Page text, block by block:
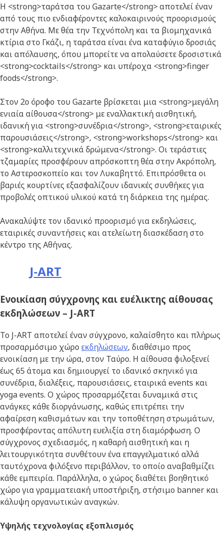
Η <strong>ταράτσα του Gazarte</strong> αποτελεί έναν
από τους πιο ενδιαφέροντες καλοκαιρινούς προορισμούς
στην Αθήνα. Με θέα την Τεχνόπολη και τα βιομηχανικά
κτίρια στο Γκάζι, η ταράτσα είναι ένα καταφύγιο δροσιάς
και απόλαυσης, όπου μπορείτε να απολαύσετε δροσιστικά
<strong>cocktails</strong> και υπέροχα <strong>finger
foods</strong>.
Στον 2ο όροφο του Gazarte βρίσκεται μια <strong>μεγάλη
ενιαία αίθουσα</strong> με εναλλακτική αισθητική,
ιδανική για <strong>συνέδρια</strong>, <strong>εταιρικές
παρουσιάσεις</strong>, <strong>workshops</strong> και
<strong>καλλιτεχνικά δρώμενα</strong>. Οι τεράστιες
τζαμαρίες προσφέρουν απρόσκοπτη θέα στην Ακρόπολη,
το Αστεροσκοπείο και τον Λυκαβηττό. Επιπρόσθετα οι
βαριές κουρτίνες εξασφαλίζουν ιδανικές συνθήκες για
προβολές οπτικού υλικού κατά τη διάρκεια της ημέρας.
Ανακαλύψτε τον ιδανικό προορισμό για εκδηλώσεις,
εταιρικές συναντήσεις και ατελείωτη διασκέδαση στο
κέντρο της Αθήνας.
J-ART
Ενοικίαση σύγχρονης και ευέλικτης αίθουσας
εκδηλώσεων – J-ART
Το J-ART αποτελεί έναν σύγχρονο, καλαίσθητο και πλήρως
προσαρμόσιμο χώρο εκδηλώσεων, διαθέσιμο προς
ενοικίαση με την ώρα, στον Ταύρο. Η αίθουσα φιλοξενεί
έως 65 άτομα και δημιουργεί το ιδανικό σκηνικό για
συνέδρια, διαλέξεις, παρουσιάσεις, εταιρικά events και
yoga events. Ο χώρος προσαρμόζεται δυναμικά στις
ανάγκες κάθε διοργάνωσης, καθώς επιτρέπει την
αφαίρεση καθισμάτων και την τοποθέτηση στρωμάτων,
προσφέροντας απόλυτη ευελιξία στη διαμόρφωση. Ο
σύγχρονος σχεδιασμός, η καθαρή αισθητική και η
λειτουργικότητα συνθέτουν ένα επαγγελματικό αλλά
ταυτόχρονα φιλόξενο περιβάλλον, το οποίο αναβαθμίζει
κάθε εμπειρία. Παράλληλα, ο χώρος διαθέτει βοηθητικό
χώρο για γραμματειακή υποστήριξη, στήσιμο banner και
κάλυψη οργανωτικών αναγκών.
Υψηλής τεχνολογίας εξοπλισμός